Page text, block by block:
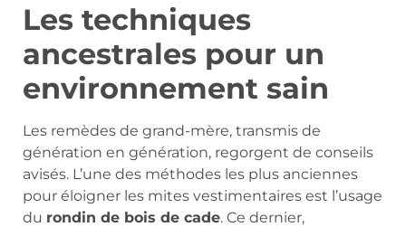
Les techniques
ancestrales pour un
environnement sain
Les remèdes de grand-mère, transmis de
génération en génération, regorgent de conseils
avisés. L’une des méthodes les plus anciennes
pour éloigner les mites vestimentaires est l’usage
du rondin de bois de cade. Ce dernier,